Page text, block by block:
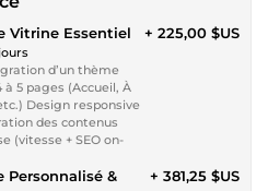
Vitrine Essentiel
d’un thème
5 pages (Accueil, À
Design responsive
des contenus
(vitesse + SEO on-
+ 225,00 $US
+ 381,25 $US